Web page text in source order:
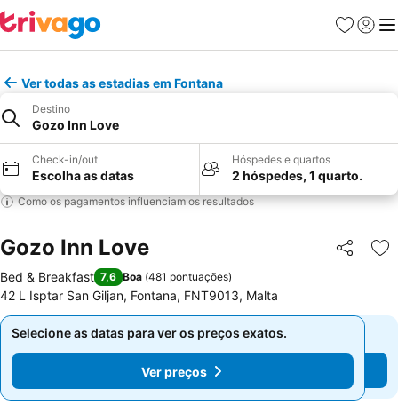
Favoritos
Iniciar
Ver todas as estadias em Fontana
Destino
Gozo Inn Love
Check-in/out
Escolha as datas
Hóspedes e quartos
2 hóspedes, 1 quarto.
Como os pagamentos influenciam os resultados
Gozo Inn Love Partilhar
Bed & Breakfast 7,6 Boa (481 pontuações)
42 L Isptar San Giljan, Fontana, FNT9013, Malta
Selecione as datas para ver os preços exatos.
Ver preços
Selecione as datas para ver os preços exatos.
Ver preços